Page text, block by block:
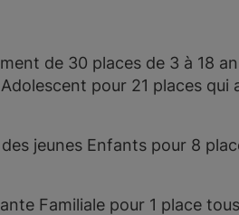
de 30 places de 3 à 18
pour 21 places qui
jeunes Enfants pour 8
Familiale pour 1 place